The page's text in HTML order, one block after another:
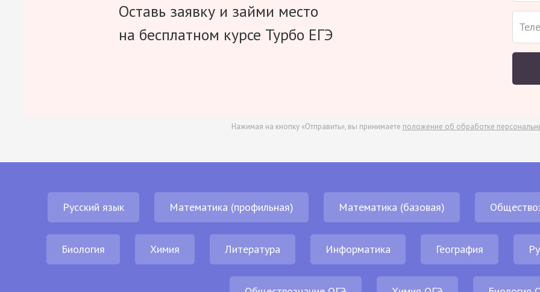
Оставь заявку и займи место
на бесплатном курсе Турбо ЕГЭ
Нажимая на кнопку «Отправить», вы принимаете положение об обработке
Русский язык Математика (профильная) Математика (базовая)
Биология Химия Литература Информатика География